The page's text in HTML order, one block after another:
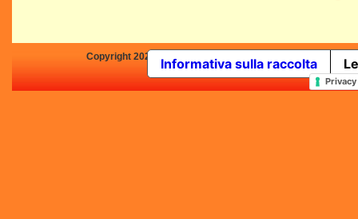
Copyright 2025 by Concorsi-Letterari.it - P.IVA
In qualità di Affiliato
Informativa sulla raccolta